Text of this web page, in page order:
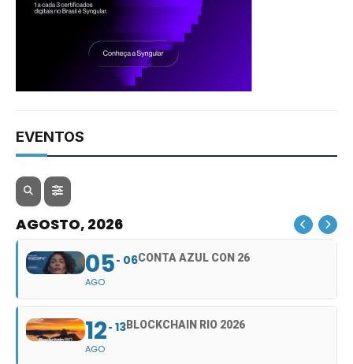
EVENTOS
AGOSTO, 2026
05
AGO
06CONTA AZUL CON 26
12
AGO
13BLOCKCHAIN RIO 2026